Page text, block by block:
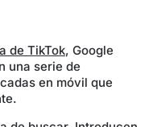
de TikTok, Google
una serie de
en móvil que